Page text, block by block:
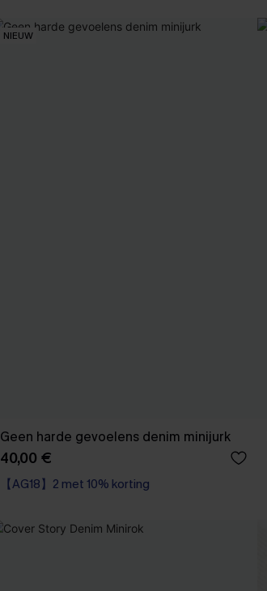
NIEUW
Geen harde gevoelens denim minijurk
40,00 €
【AG18】2 met 10% korting